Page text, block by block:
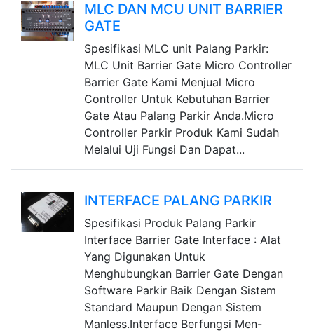
MLC DAN MCU UNIT BARRIER
GATE
Spesifikasi MLC unit Palang Parkir:
MLC Unit Barrier Gate Micro Controller
Barrier Gate Kami Menjual Micro
Controller Untuk Kebutuhan Barrier
Gate Atau Palang Parkir Anda.Micro
Controller Parkir Produk Kami Sudah
Melalui Uji Fungsi Dan Dapat...
INTERFACE PALANG PARKIR
Spesifikasi Produk Palang Parkir
Interface Barrier Gate Interface : Alat
Yang Digunakan Untuk
Menghubungkan Barrier Gate Dengan
Software Parkir Baik Dengan Sistem
Standard Maupun Dengan Sistem
Manless.Interface Berfungsi Men-